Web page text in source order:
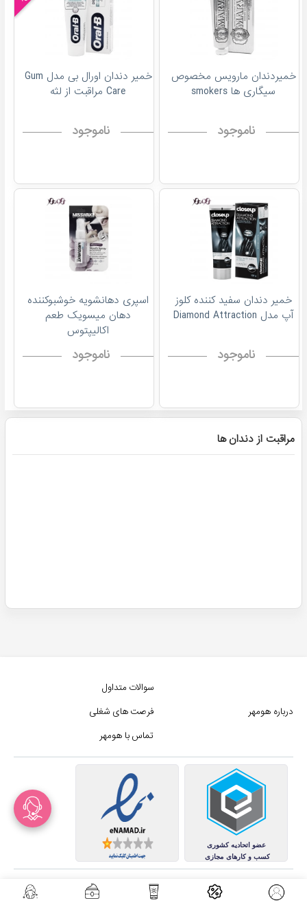
خمیردندان مارویس مخصوص
سیگاری ها smokers
ناموجود
خمیر دندان اورال بی مدل Gum
Care مراقبت از لثه
ناموجود
خمیر دندان سفید کننده کلوز
آپ مدل Diamond Attraction
ناموجود
اسپری دهانشویه خوشبوکننده
دهان میسویک طعم
اکالیپتوس
ناموجود
مراقبت از دندان ها
درباره هومهر
سوالات متداول
فرصت های شغلی
تماس با هومهر
کلیه حقوق این سایت متعلق به
خرید و قیمت محصولات مراقبت از دندان ها